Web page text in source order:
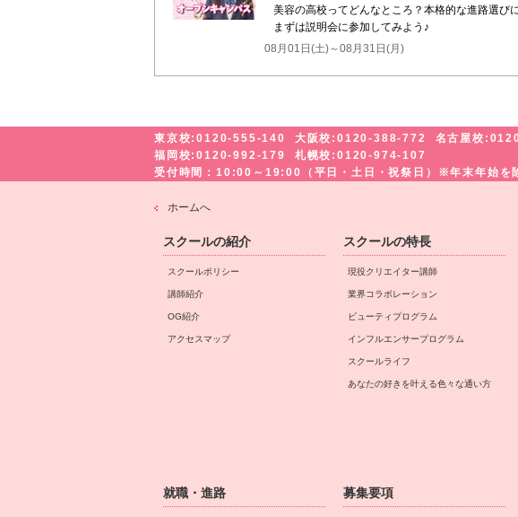
美容の高校ってどんなところ？本格的な進路選び
まずは説明会に参加してみよう♪
08月01日(土)～08月31日(月)
東京校:0120-555-140 大阪校:0120-388-772
名古屋校
福岡校:0120-992-179
札幌校:0120-974-107
受付時間：10:00～19:00（平日・土日・祝祭日）※年末年始を
ホームへ
スクールの紹介
スクールポリシー
講師紹介
OG紹介
アクセスマップ
スクールの特長
現役クリエイター講師
業界コラボレーション
ビューティプログラム
インフルエンサープログラム
スクールライフ
あなたの好きを叶える⾊々な通い⽅
就職・進路 募集要項